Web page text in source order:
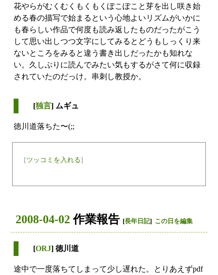
花やらがむくむくもくもくぽこぽこと芽を出し咲き始
める春の描写で始まるという心地よいリズムがいかに
も春らしい作品で何度も読み返したものだったがこう
して思い出しつつ文字にしてみるとどうもしっくり来
ないところをみると違う書き出しだったかも知れな
い。久しぶりに読んでみたい気もするがさて何に収録
されていたのだっけ。串刺し教授か。
[独言] ムギュ
徳川道落ちた〜(;;
[ツッコミを入れる]
2008-04-02 作業報告 [長年日記] この日を編集
[ORJ] 徳川道
途中で一度落ちてしまって少し遅れた。とりあえずpdf